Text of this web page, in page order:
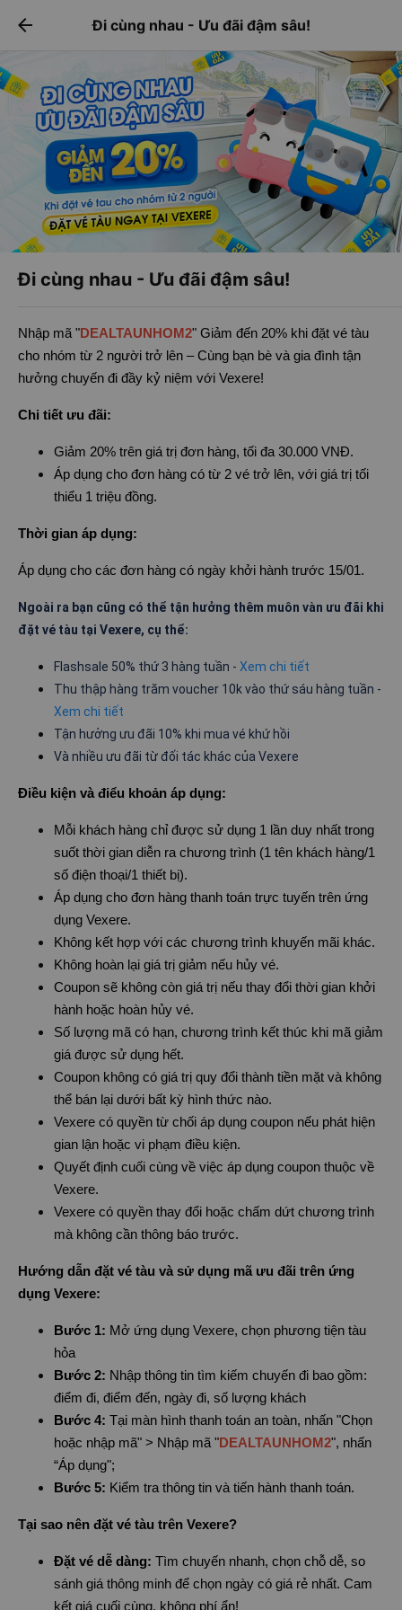
Tải app Vexere ngay!
Nhận ưu đãi thành viên độc
Tải app Vexere
-30k/ghế khi đặt vé máy bay qua
arrow_back Đi cùng nhau - Ưu đãi đậm sâu!
Đi cùng nhau - Ưu đãi đậm sâu!
Nhập mã "DEALTAUNHOM2" Giảm đến 20% khi đặt vé tàu
cho nhóm từ 2 người trở lên – Cùng bạn bè và gia đình tận
hưởng chuyến đi đầy kỷ niệm với Vexere!
Chi tiết ưu đãi:
Giảm 20% trên giá trị đơn hàng, tối đa 30.000 VNĐ.
Áp dụng cho đơn hàng có từ 2 vé trở lên, với giá trị tối
thiểu 1 triệu đồng.
Thời gian áp dụng:
Áp dụng cho các đơn hàng có ngày khởi hành trước 15/01.
Ngoài ra bạn cũng có thể tận hưởng thêm muôn vàn ưu đãi khi
đặt vé tàu tại Vexere, cụ thể:
Flashsale 50% thứ 3 hàng tuần - Xem chi tiết
Thu thập hàng trăm voucher 10k vào thứ sáu hàng tuần -
Xem chi tiết
Tận hưởng ưu đãi 10% khi mua vé khứ hồi
Và nhiều ưu đãi từ đối tác khác của Vexere
Điều kiện và điểu khoản áp dụng:
Mỗi khách hàng chỉ được sử dụng 1 lần duy nhất trong
suốt thời gian diễn ra chương trình (1 tên khách hàng/1
số điện thoại/1 thiết bị).
Áp dụng cho đơn hàng thanh toán trực tuyến trên ứng
dụng Vexere.
Không kết hợp với các chương trình khuyến mãi khác.
Không hoàn lại giá trị giảm nếu hủy vé.
Coupon sẽ không còn giá trị nếu thay đổi thời gian khởi
hành hoặc hoàn hủy vé.
Số lượng mã có hạn, chương trình kết thúc khi mã giảm
giá được sử dụng hết.
Coupon không có giá trị quy đổi thành tiền mặt và không
thể bán lại dưới bất kỳ hình thức nào.
Vexere có quyền từ chối áp dụng coupon nếu phát hiện
gian lận hoặc vi phạm điều kiện.
Quyết định cuối cùng về việc áp dụng coupon thuộc về
Vexere.
Vexere có quyền thay đổi hoặc chấm dứt chương trình
mà không cần thông báo trước.
Hướng dẫn đặt vé tàu và sử dụng mã ưu đãi trên ứng
dụng Vexere:
Bước 1: Mở ứng dụng Vexere, chọn phương tiện tàu
hỏa
Bước 2: Nhập thông tin tìm kiếm chuyến đi bao gồm:
điểm đi, điểm đến, ngày đi, số lượng khách
Bước 4: Tại màn hình thanh toán an toàn, nhấn "Chọn
hoặc nhập mã" > Nhập mã "DEALTAUNHOM2", nhấn
“Áp dụng";
Bước 5: Kiểm tra thông tin và tiến hành thanh toán.
Tại sao nên đặt vé tàu trên Vexere?
Đặt vé dễ dàng: Tìm chuyến nhanh, chọn chỗ dễ, so
sánh giá thông minh để chọn ngày có giá rẻ nhất. Cam
kết giá cuối cùng, không phí ẩn!